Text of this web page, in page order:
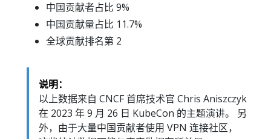
中国贡献者占比 9%
中国贡献量占比 11.7%
全球贡献排名第 2
说明：
以上数据来自 CNCF 首席技术官 Chris Aniszczyk
在 2023 年 9 月 26 日 KubeCon 的主题演讲。 另
外，由于大量中国贡献者使用 VPN 连接社区，